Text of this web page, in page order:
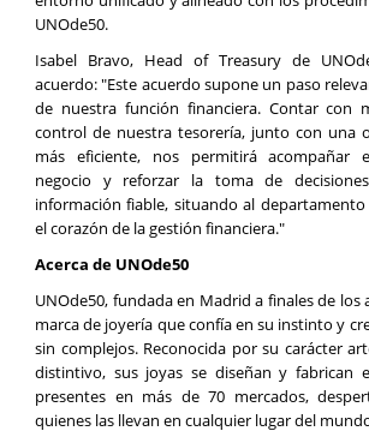
UNOde50.
Isabel Bravo, Head of Treasury de
acuerdo: "Este acuerdo supone un paso
de nuestra función financiera. Contar con
control de nuestra tesorería, junto con una
más eficiente, nos permitirá acompañar
negocio y reforzar la toma de
información fiable, situando al
el corazón de la gestión financiera."
Acerca de UNOde50
UNOde50, fundada en Madrid a finales de los
marca de joyería que confía en su instinto y
sin complejos. Reconocida por su carácter
distintivo, sus joyas se diseñan y fabrican
presentes en más de 70 mercados,
quienes las llevan en cualquier lugar del